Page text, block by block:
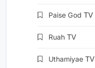
Paise God TV
Ruah TV
Uthamiyae TV